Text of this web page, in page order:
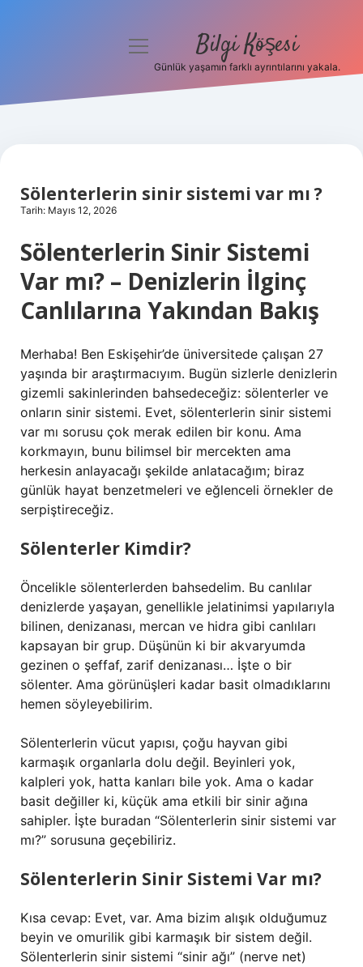
Hakkımızda
menüyü
Bilgi Köşesi
Günlük yaşamın farklı ayrıntılarını yakala.
Sölenterlerin sinir sistemi var mı ?
Tarih: Mayıs 12, 2026
Sölenterlerin Sinir Sistemi
Var mı? – Denizlerin İlginç
Canlılarına Yakından Bakış
Merhaba! Ben Eskişehir’de üniversitede çalışan 27
yaşında bir araştırmacıyım. Bugün sizlerle denizlerin
gizemli sakinlerinden bahsedeceğiz: sölenterler ve
onların sinir sistemi. Evet, sölenterlerin sinir sistemi
var mı sorusu çok merak edilen bir konu. Ama
korkmayın, bunu bilimsel bir mercekten ama
herkesin anlayacağı şekilde anlatacağım; biraz
günlük hayat benzetmeleri ve eğlenceli örnekler de
serpiştireceğiz.
Sölenterler Kimdir?
Öncelikle sölenterlerden bahsedelim. Bu canlılar
denizlerde yaşayan, genellikle jelatinimsi yapılarıyla
bilinen, denizanası, mercan ve hidra gibi canlıları
kapsayan bir grup. Düşünün ki bir akvaryumda
gezinen o şeffaf, zarif denizanası… İşte o bir
sölenter. Ama görünüşleri kadar basit olmadıklarını
hemen söyleyebilirim.
Sölenterlerin vücut yapısı, çoğu hayvan gibi
karmaşık organlarla dolu değil. Beyinleri yok,
kalpleri yok, hatta kanları bile yok. Ama o kadar
basit değiller ki, küçük ama etkili bir sinir ağına
sahipler. İşte buradan “Sölenterlerin sinir sistemi var
mı?” sorusuna geçebiliriz.
Sölenterlerin Sinir Sistemi Var mı?
Kısa cevap: Evet, var. Ama bizim alışık olduğumuz
beyin ve omurilik gibi karmaşık bir sistem değil.
Sölenterlerin sinir sistemi “sinir ağı” (nerve net)